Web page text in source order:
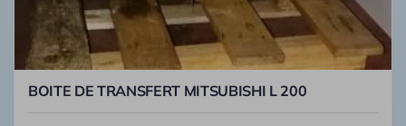
BOITE DE TRANSFERT MITSUBISHI L 200